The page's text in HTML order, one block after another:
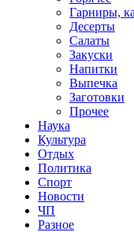
Гарниры,
Десерты
Салаты
Закуски
Напитки
Выпечка
Заготовки
Прочее
Наука
Культура
Отдых
Политика
Спорт
Новости
ЧП
Разное